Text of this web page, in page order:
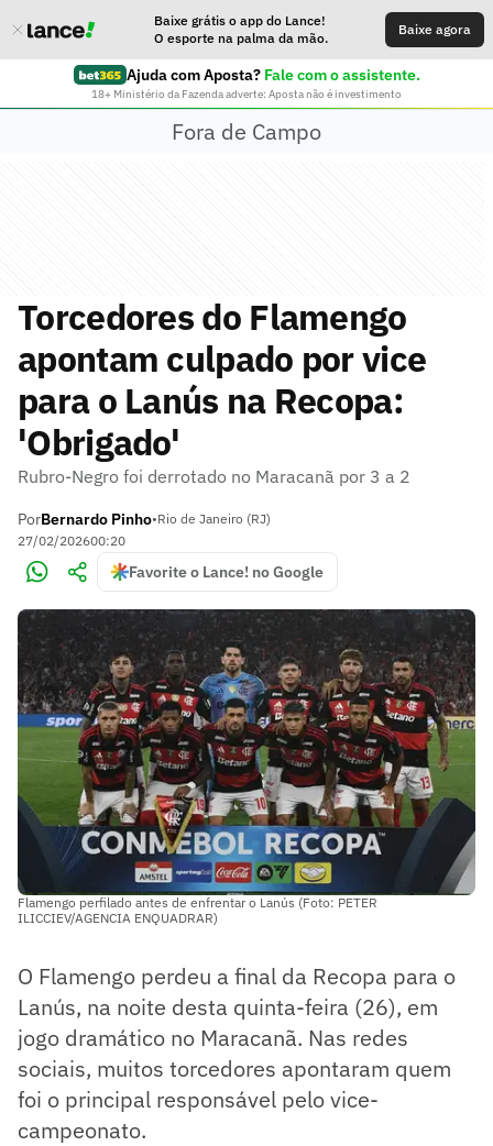
Baixe grátis o app do Lance!
O esporte na palma da mão.
Baixe agora
Ajuda com Aposta? Fale com o assistente.
18+ Ministério da Fazenda adverte: Aposta não é investimento
Fora de Campo
Torcedores do Flamengo
apontam culpado por vice
para o Lanús na Recopa:
'Obrigado'
Rubro-Negro foi derrotado no Maracanã por 3 a 2
PorBernardo Pinho•Rio de Janeiro (RJ)
27/02/202600:20
Favorite o Lance! no Google
Flamengo perfilado antes de enfrentar o Lanús (Foto: PETER
ILICCIEV/AGENCIA ENQUADRAR)
O Flamengo perdeu a final da Recopa para o
Lanús, na noite desta quinta-feira (26), em
jogo dramático no Maracanã. Nas redes
sociais, muitos torcedores apontaram quem
foi o principal responsável pelo vice-
campeonato.